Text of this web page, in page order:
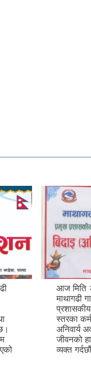
आज मिति
माथागढी
स्तरका
अनिवार्य
जीवनको
व्यक्त